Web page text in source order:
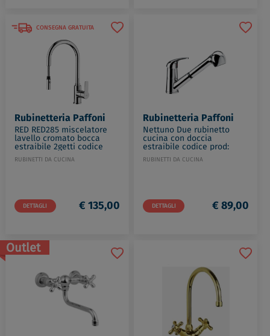
CONSEGNA GRATUITA
Rubinetteria Paffoni
RED RED285 miscelatore
lavello cromato bocca
estraibile 2getti codice
prod: RED285CR
RUBINETTI DA CUCINA
DETTAGLI € 135,00
Rubinetteria Paffoni
Nettuno Due rubinetto
cucina con doccia
estraibile codice prod:
ND183CR
RUBINETTI DA CUCINA
DETTAGLI € 89,00
Outlet